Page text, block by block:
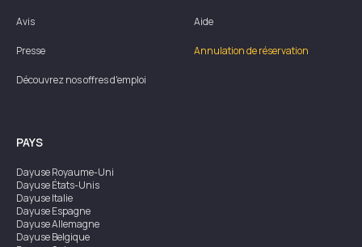
Avis
Presse
Découvrez nos offres d'emploi
Aide
Annulation de réservation
PAYS
DayuseRoyaume-Uni
DayuseÉtats-Unis
DayuseItalie
DayuseEspagne
DayuseAllemagne
DayuseBelgique